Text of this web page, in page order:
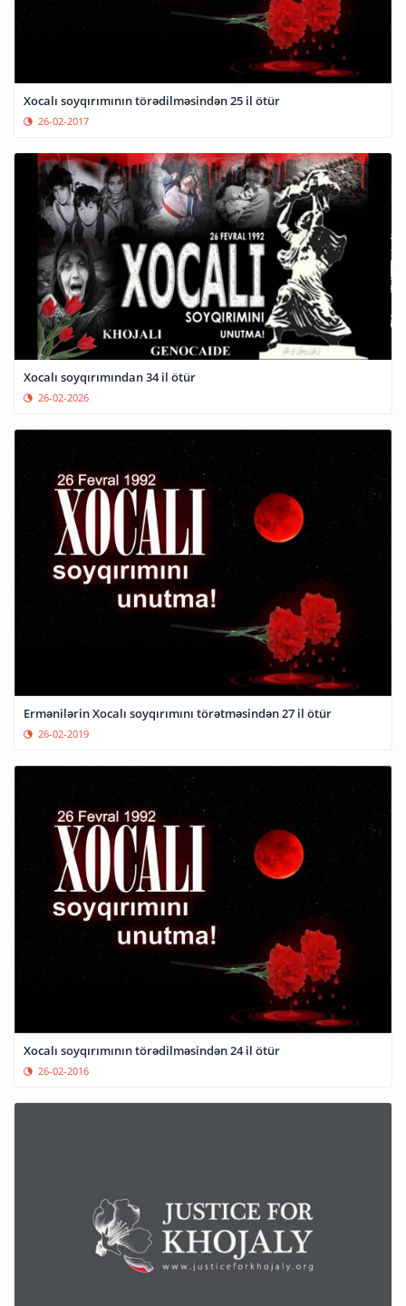
Xocalı soyqırımının törədilməsindən 25 il ötür
26-02-2017
Xocalı soyqırımından 34 il ötür
26-02-2026
Ermənilərin Xocalı soyqırımını törətməsindən 27 il ötür
26-02-2019
Xocalı soyqırımının törədilməsindən 24 il ötür
26-02-2016